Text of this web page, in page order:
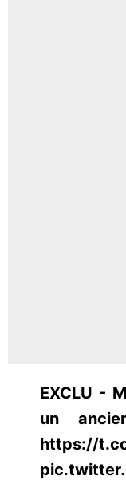
EXCLU -
un
https://